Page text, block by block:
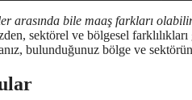
arasında bile maaş farkları
sektörel ve bölgesel
bulunduğunuz bölge ve